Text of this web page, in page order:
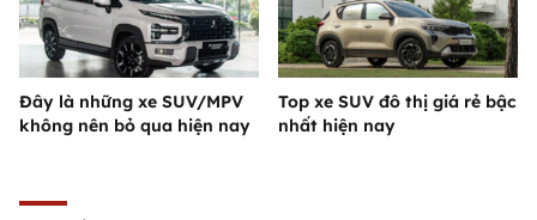
Đây là những xe SUV/MPV
không nên bỏ qua hiện nay
Top xe SUV đô thị giá rẻ bậc
nhất hiện nay